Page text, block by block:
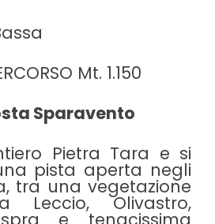
Mt. 1.150
Sparavento
Pietra Tara e si
pista aperta negli
tra una vegetazione
Leccio, Olivastro,
e tenacissima